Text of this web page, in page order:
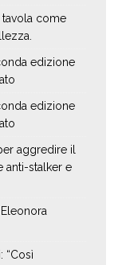
tavola come
edizione
edizione
aggredire il
anti-stalker e
“Così